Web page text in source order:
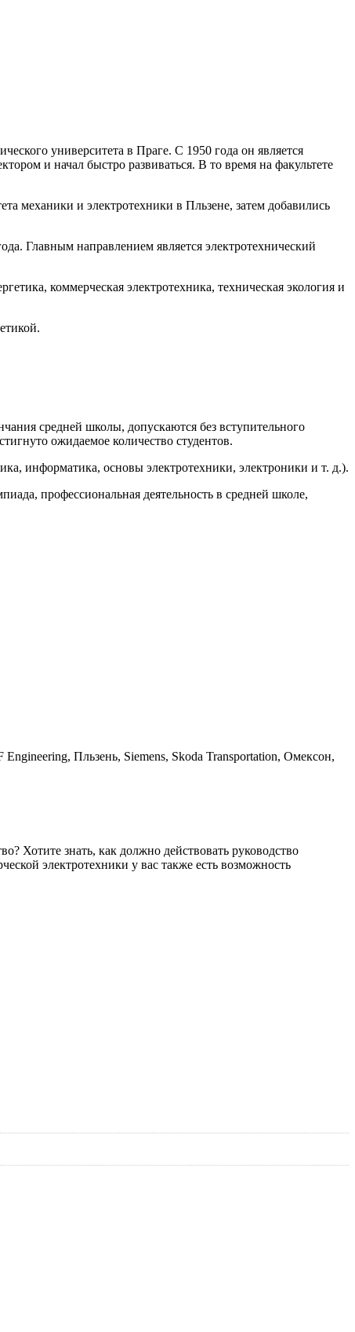
университета в Праге. С 1950 года он является
и начал быстро развиваться. В то время на факультете
механики и электротехники в Пльзене, затем добавились
Главным направлением является электротехнический
коммерческая электротехника, техническая экология и
средней школы, допускаются без вступительного
ожидаемое количество студентов.
информатика, основы электротехники, электроники и т. д.).
профессиональная деятельность в средней школе,
Пльзень, Siemens, Skoda Transportation, Омексон,
Хотите знать, как должно действовать руководство
электротехники у вас также есть возможность